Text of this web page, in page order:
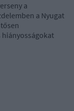
a
a Nyugat